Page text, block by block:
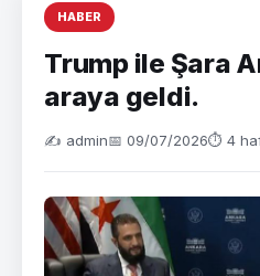
HABER
Trump ile Şara
araya geldi.
✍️ admin📅 09/07/2026⏱ 4